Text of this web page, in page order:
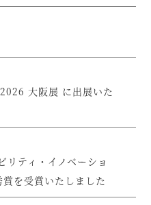
大阪展 に出展いた
リティ・イノベーショ
を受賞いたしました